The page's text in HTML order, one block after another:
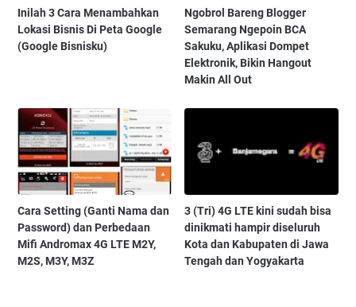
Inilah 3 Cara Menambahkan
Lokasi Bisnis Di Peta Google
(Google Bisnisku)
Ngobrol Bareng Blogger
Semarang Ngepoin BCA
Sakuku, Aplikasi Dompet
Elektronik, Bikin Hangout
Makin All Out
Cara Setting (Ganti Nama dan
Password) dan Perbedaan
Mifi Andromax 4G LTE M2Y,
M2S, M3Y, M3Z
3 (Tri) 4G LTE kini sudah bisa
dinikmati hampir diseluruh
Kota dan Kabupaten di Jawa
Tengah dan Yogyakarta